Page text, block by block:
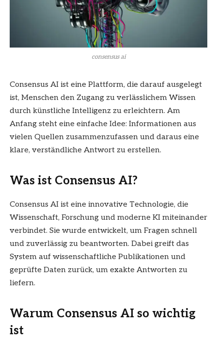
consensus ai
Consensus AI ist eine Plattform, die darauf ausgelegt
ist, Menschen den Zugang zu verlässlichem Wissen
durch künstliche Intelligenz zu erleichtern. Am
Anfang steht eine einfache Idee: Informationen aus
vielen Quellen zusammenzufassen und daraus eine
klare, verständliche Antwort zu erstellen.
Was ist Consensus AI?
Consensus AI ist eine innovative Technologie, die
Wissenschaft, Forschung und moderne KI miteinander
verbindet. Sie wurde entwickelt, um Fragen schnell
und zuverlässig zu beantworten. Dabei greift das
System auf wissenschaftliche Publikationen und
geprüfte Daten zurück, um exakte Antworten zu
liefern.
Warum Consensus AI so wichtig
ist